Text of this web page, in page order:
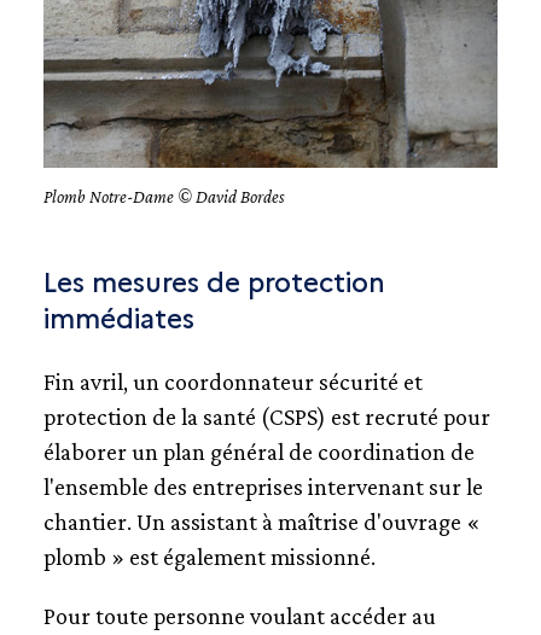
Plomb Notre-Dame © David Bordes
Les mesures de protection
immédiates
Fin avril, un coordonnateur sécurité et
protection de la santé (CSPS) est recruté pour
élaborer un plan général de coordination de
l'ensemble des entreprises intervenant sur le
chantier. Un assistant à maîtrise d'ouvrage «
plomb » est également missionné.
Pour toute personne voulant accéder au